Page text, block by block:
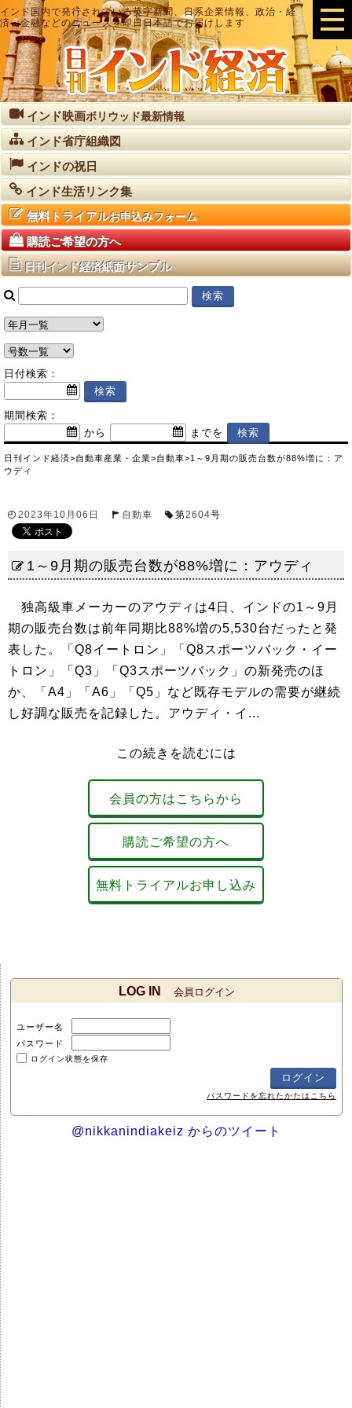
インド国内で発行されている英字新聞、日系企業情報、政治・経
済・金融などのニュースを即日日本語でお届けします
インド映画ボリウッド最新情報
インド省庁組織図
インドの祝日
インド生活リンク集
無料トライアルお申込みフォーム
購読ご希望の方へ
日刊インド経済紙面サンプル
日付検索：
期間検索：
から
までを
日刊インド経済>自動車産業・企業>自動車>1～9月期の販売台数が88%増に：ア
ウディ
2023年10月06日 自動車 第2604号
1～9月期の販売台数が88%増に：アウディ
独高級車メーカーのアウディは4日、インドの1～9月
期の販売台数は前年同期比88%増の5,530台だったと発
表した。「Q8イートロン」「Q8スポーツバック・イー
トロン」「Q3」「Q3スポーツバック」の新発売のほ
か、「A4」「A6」「Q5」など既存モデルの需要が継続
し好調な販売を記録した。アウディ・イ...
この続きを読むには
会員の方はこちらから
購読ご希望の方へ
無料トライアルお申し込み
LOG IN 会員ログイン
ユーザー名
パスワード
ログイン状態を保存
パスワードを忘れたかたはこちら
@nikkanindiakeiz からのツイート